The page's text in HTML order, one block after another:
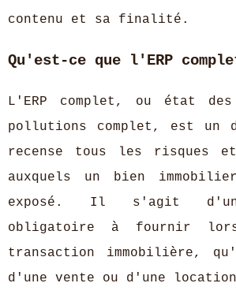
contenu et sa finalité.
Qu'est-ce que l'ERP
L'ERP complet, ou état
pollutions complet, est un
recense tous les risques
auxquels un bien
exposé. Il s'agit d'un
obligatoire à fournir
transaction immobilière,
d'une vente ou d'une